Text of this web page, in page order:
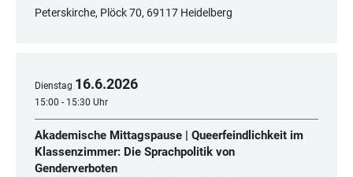
Peterskirche, Plöck 70, 69117 Heidelberg
Dienstag 16.6.2026
15:00 - 15:30 Uhr
Akademische Mittagspause | Queerfeindlichkeit im
Klassenzimmer: Die Sprachpolitik von
Genderverboten